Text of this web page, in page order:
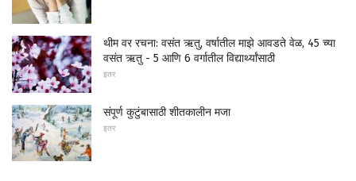
थीम वर रचना: वसंत ऋतु, वर्षातील माझे आवडते वेळ, 45 च्या
वसंत ऋतु - 5 आणि 6 वर्गातील विद्यार्थ्यांसाठी
इतर
संपूर्ण कुटुंबासाठी शीतकालीन मजा
इतर